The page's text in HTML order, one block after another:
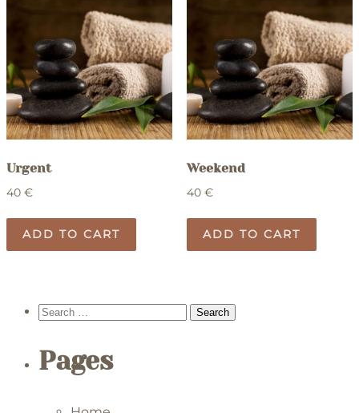
Urgent
40 €
ADD TO CART
Weekend
40 €
ADD TO CART
Search
Pages